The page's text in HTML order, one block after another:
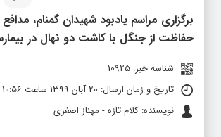
برگزاری مراسم یادبود شهیدان گمنام،
حفاظت از جنگل با کاشت دو نهال در
شناسه خبر: 10925
تاریخ و زمان ارسال: 20 آبان 1399 ساعت 10:56
نویسنده: کلام تازه - مهناز اصغری